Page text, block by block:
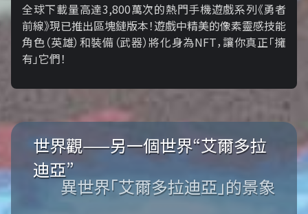
全球下載量高達3,800萬次的熱門手機遊戲系列《勇者
前線》現已推出區塊鏈版本！遊戲中精美的像素靈感技能
角色（英雄）和裝備（武器）將化身為NFT，讓你真正「擁​​
有」它們！
世界觀——另一個世界“艾爾多拉
迪亞”
異世界「艾爾多拉迪亞」的景象